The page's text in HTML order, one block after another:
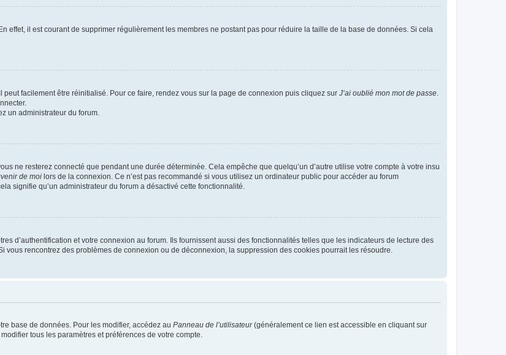
effet, il est courant de supprimer régulièrement les membres ne postant pas pour réduire la taille de la base de données. Si cela
facilement être réinitialisé. Pour ce faire, rendez vous sur la page de connexion puis cliquez sur J’ai oublié mon mot de passe.
un administrateur du forum.
ne resterez connecté que pendant une durée déterminée. Cela empêche que quelqu’un d’autre utilise votre compte à votre insu
de moi lors de la connexion. Ce n’est pas recommandé si vous utilisez un ordinateur public pour accéder au forum
signifie qu’un administrateur du forum a désactivé cette fonctionnalité.
d’authentification et votre connexion au forum. Ils fournissent aussi des fonctionnalités telles que les indicateurs de lecture des
vous rencontrez des problèmes de connexion ou de déconnexion, la suppression des cookies pourrait les résoudre.
base de données. Pour les modifier, accédez au Panneau de l’utilisateur(généralement ce lien est accessible en cliquant sur
tous les paramètres et préférences de votre compte.